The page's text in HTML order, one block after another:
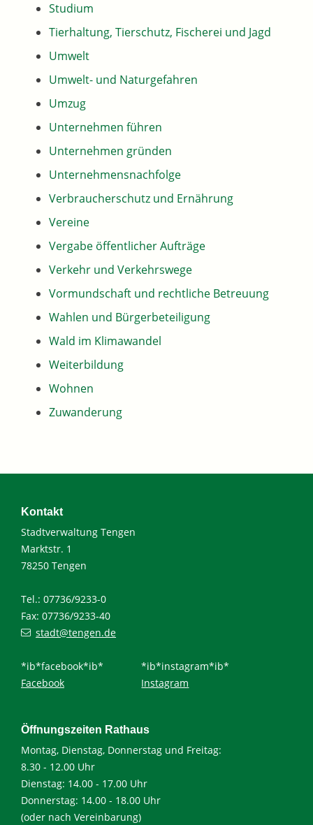
Studium
Tierhaltung, Tierschutz, Fischerei und Jagd
Umwelt
Umwelt- und Naturgefahren
Umzug
Unternehmen führen
Unternehmen gründen
Unternehmensnachfolge
Verbraucherschutz und Ernährung
Vereine
Vergabe öffentlicher Aufträge
Verkehr und Verkehrswege
Vormundschaft und rechtliche Betreuung
Wahlen und Bürgerbeteiligung
Wald im Klimawandel
Weiterbildung
Wohnen
Zuwanderung
Kontakt
Stadtverwaltung Tengen
Marktstr. 1
78250 Tengen
Tel.: 07736/9233-0
Fax: 07736/9233-40
stadt@tengen.de
*ib*facebook*ib*
Facebook
*ib*instagram*ib*
Instagram
Öffnungszeiten Rathaus
Montag, Dienstag, Donnerstag und Freitag:
8.30 - 12.00 Uhr
Dienstag: 14.00 - 17.00 Uhr
Donnerstag: 14.00 - 18.00 Uhr
(oder nach Vereinbarung)